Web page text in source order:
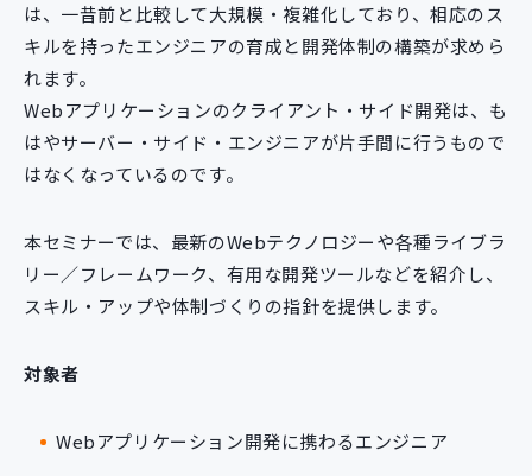
は、一昔前と比較して大規模・複雑化しており、相応のス
キルを持ったエンジニアの育成と開発体制の構築が求めら
れます。
Webアプリケーションのクライアント・サイド開発は、も
はやサーバー・サイド・エンジニアが片手間に行うもので
はなくなっているのです。
本セミナーでは、最新のWebテクノロジーや各種ライブラ
リー／フレームワーク、有用な開発ツールなどを紹介し、
スキル・アップや体制づくりの指針を提供します。
対象者
Webアプリケーション開発に携わるエンジニア